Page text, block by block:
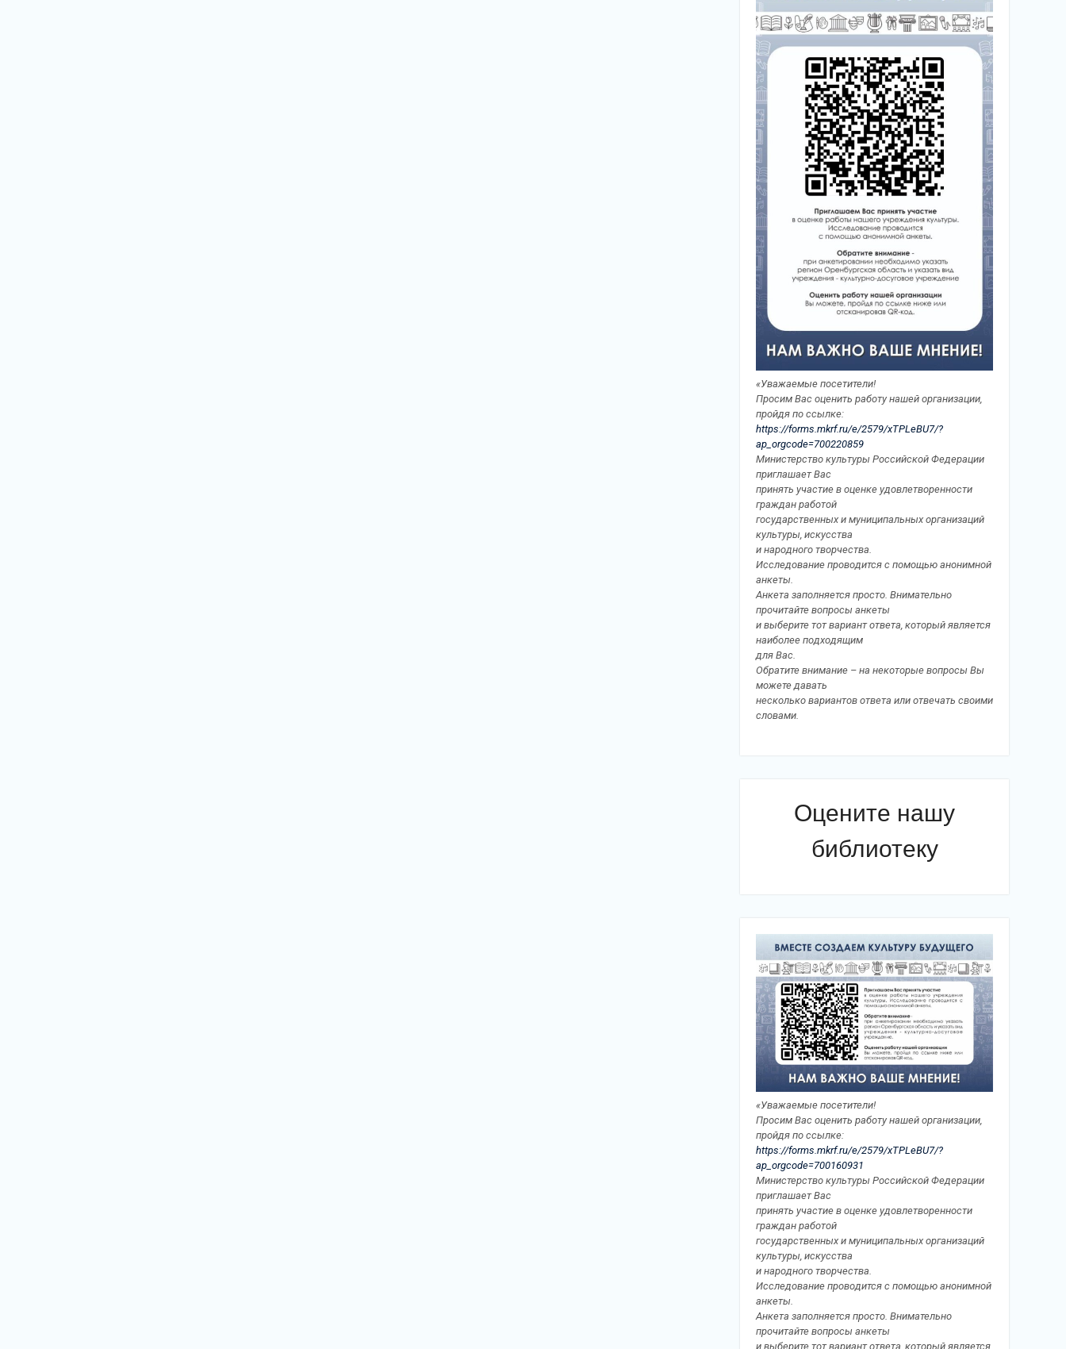
«Уважаемые посетители!
Просим Вас оценить работу нашей организации,
пройдя по ссылке:
https://forms.mkrf.ru/e/2579/xTPLeBU7/?
ap_orgcode=700220859
Министерство культуры Российской Федерации
приглашает Вас
принять участие в оценке удовлетворенности
граждан работой
государственных и муниципальных организаций
культуры, искусства
и народного творчества.
Исследование проводится с помощью анонимной
анкеты.
Анкета заполняется просто. Внимательно
прочитайте вопросы анкеты
и выберите тот вариант ответа, который является
наиболее подходящим
для Вас.
Обратите внимание – на некоторые вопросы Вы
можете давать
несколько вариантов ответа или отвечать своими
словами.
Оцените нашу
библиотеку
«Уважаемые посетители!
Просим Вас оценить работу нашей организации,
пройдя по ссылке:
https://forms.mkrf.ru/e/2579/xTPLeBU7/?
ap_orgcode=700160931
Министерство культуры Российской Федерации
приглашает Вас
принять участие в оценке удовлетворенности
граждан работой
государственных и муниципальных организаций
культуры, искусства
и народного творчества.
Исследование проводится с помощью анонимной
анкеты.
Анкета заполняется просто. Внимательно
прочитайте вопросы анкеты
и выберите тот вариант ответа, который является